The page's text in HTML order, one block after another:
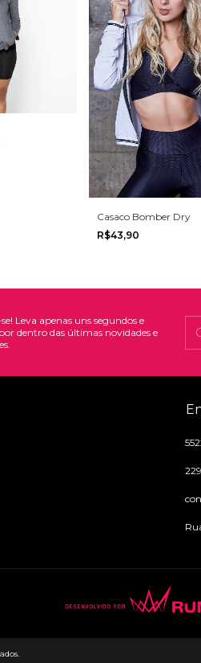
Casaco Bomber Dry
R$43,90
Leva apenas uns segundos e
dentro das últimas novidades e